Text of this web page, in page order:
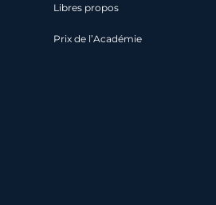
Libres propos
Prix de l’Académie